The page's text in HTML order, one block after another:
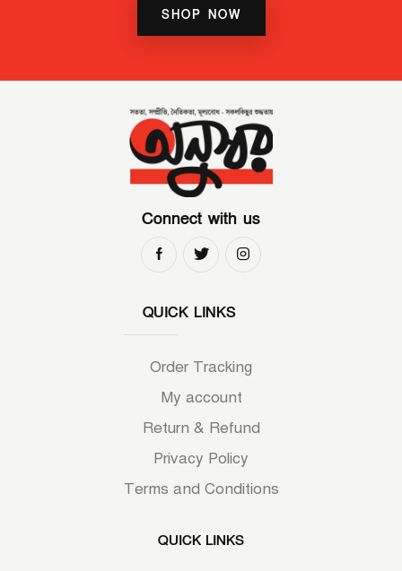
SHOP NOW
Connect with us
QUICK LINKS
Order Tracking
My account
Return & Refund
Privacy Policy
Terms and Conditions
QUICK LINKS